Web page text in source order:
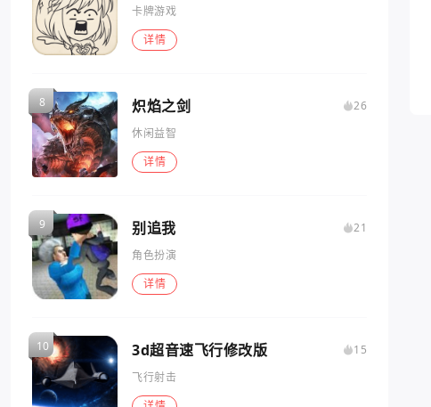
卡牌游戏
详情
炽焰之剑
26
休闲益智
详情
别追我
21
角色扮演
详情
3d超音速飞行修改版
15
飞行射击